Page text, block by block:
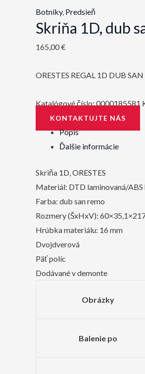
Botníky, Predsieň
Skriňa 1D, dub
165,00€
ORESTES REGAL 1D DUB
Katalógové číslo:0000185581
KONTAKTUJTE NÁS
Popis
Ďalšie informácie
Skriňa 1D, ORESTES
Materiál: DTD laminovaná/ABS
Farba: dub san remo
Rozmery (ŠxHxV):
Hrúbka materiálu: 16 mm
Dvojdverová
Päť políc
Dodávané v demonte
Obrázky
Balenie po